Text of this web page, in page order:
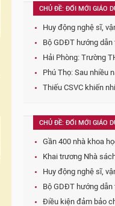
Thí sinh tải mẫu
TỪ KHÓA:
CHỦ ĐỀ: ĐỔI MỚI GIÁO
Huy động nghệ sĩ,